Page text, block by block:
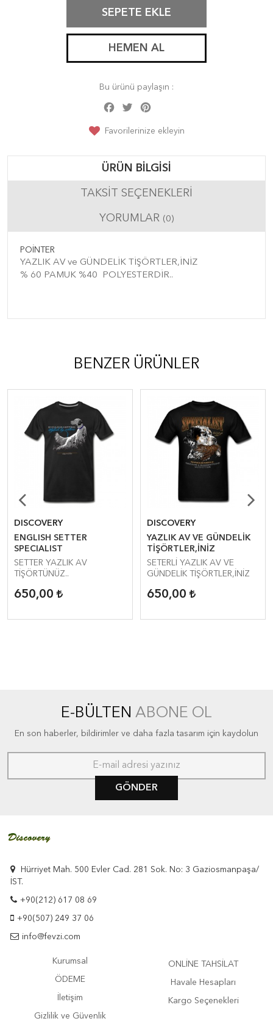
SEPETE EKLE
HEMEN AL
Bu ürünü paylaşın :
Facebook
Twitter
Favorilerinize ekleyin
ÜRÜN BILGISI
TAKSIT SEÇENEKLERI
YORUMLAR (0)
POİNTER
YAZLIK AV ve GÜNDELİK TİŞÖRTLER,İNİZ
% 60 PAMUK %40 POLYESTERDİR..
BENZER ÜRÜNLER
DISCOVERY
ENGLISH SETTER
SPECIALIST
SETTER YAZLIK AV
TİŞÖRTÜNÜZ..
650,00
DISCOVERY
YAZLIK AV VE GÜNDELİK
TİŞÖRTLER,İNİZ
SETERLİ YAZLIK AV VE
GÜNDELİK TİŞÖRTLER,İNİZ
650,00
E-BÜLTEN ABONE OL
En son haberler, bildirimler ve daha fazla tasarım için kaydolun
GÖNDER
Hürriyet Mah. 500 Evler Cad. 281 Sok. No: 3 Gaziosmanpaşa/
İST.
+90(212) 617 08 69
+90(507) 249 37 06
info@fevzi.com
Kurumsal
ÖDEME
İletişim
Gizlilik ve Güvenlik
ONLİNE TAHSİLAT
Havale Hesapları
Kargo Seçenekleri